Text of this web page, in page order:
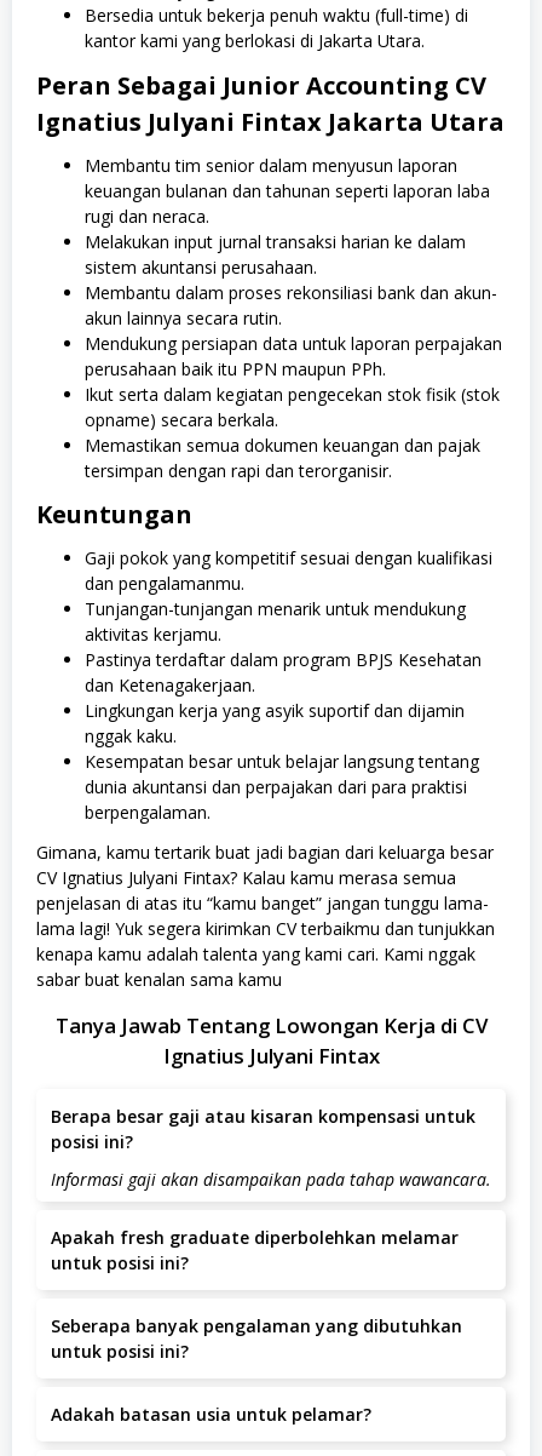
Bersedia untuk bekerja penuh waktu (full-time) di
kantor kami yang berlokasi di Jakarta Utara.
Peran Sebagai Junior Accounting CV
Ignatius Julyani Fintax Jakarta Utara
Membantu tim senior dalam menyusun laporan
keuangan bulanan dan tahunan seperti laporan laba
rugi dan neraca.
Melakukan input jurnal transaksi harian ke dalam
sistem akuntansi perusahaan.
Membantu dalam proses rekonsiliasi bank dan akun-
akun lainnya secara rutin.
Mendukung persiapan data untuk laporan perpajakan
perusahaan baik itu PPN maupun PPh.
Ikut serta dalam kegiatan pengecekan stok fisik (stok
opname) secara berkala.
Memastikan semua dokumen keuangan dan pajak
tersimpan dengan rapi dan terorganisir.
Keuntungan
Gaji pokok yang kompetitif sesuai dengan kualifikasi
dan pengalamanmu.
Tunjangan-tunjangan menarik untuk mendukung
aktivitas kerjamu.
Pastinya terdaftar dalam program BPJS Kesehatan
dan Ketenagakerjaan.
Lingkungan kerja yang asyik suportif dan dijamin
nggak kaku.
Kesempatan besar untuk belajar langsung tentang
dunia akuntansi dan perpajakan dari para praktisi
berpengalaman.
Gimana, kamu tertarik buat jadi bagian dari keluarga besar
CV Ignatius Julyani Fintax? Kalau kamu merasa semua
penjelasan di atas itu “kamu banget” jangan tunggu lama-
lama lagi! Yuk segera kirimkan CV terbaikmu dan tunjukkan
kenapa kamu adalah talenta yang kami cari. Kami nggak
sabar buat kenalan sama kamu
Tanya Jawab Tentang Lowongan Kerja di CV
Ignatius Julyani Fintax
Berapa besar gaji atau kisaran kompensasi untuk
posisi ini?
Informasi gaji akan disampaikan pada tahap wawancara.
Apakah fresh graduate diperbolehkan melamar
untuk posisi ini?
pengalaman.
Seberapa banyak pengalaman yang dibutuhkan
untuk posisi ini?
Adakah batasan usia untuk pelamar?